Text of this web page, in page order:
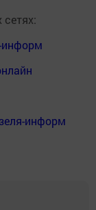
информ
информ